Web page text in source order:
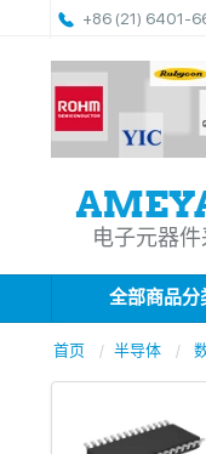
+86 (21) 6401-
电子元器件
全部商品分
首页 半导体